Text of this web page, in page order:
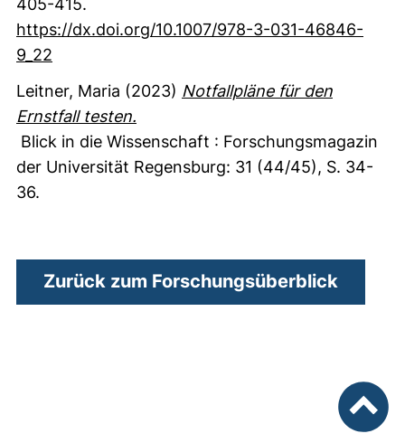
405-415.
https://dx.doi.org/10.1007/978-3-031-46846-
9_22
Leitner, Maria (2023) Notfallpläne für den
Ernstfall testen.
Blick in die Wissenschaft : Forschungsmagazin
der Universität Regensburg: 31 (44/45), S. 34-
36.
Zurück zum Forschungsüberblick